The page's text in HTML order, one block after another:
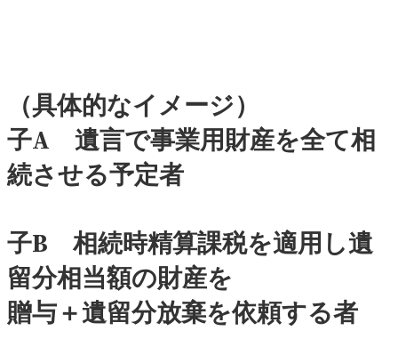
（具体的なイメージ）
子A 遺言で事業用財産を全て相
続させる予定者
子B 相続時精算課税を適用し遺
留分相当額の財産を
贈与＋遺留分放棄を依頼する者